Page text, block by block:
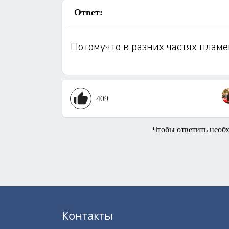
Ответ:
Потомучто в разних частях
409
Чтобы ответить
Контакты